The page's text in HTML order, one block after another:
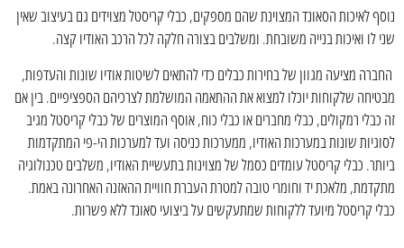
נוסף לאיכות הסאונד המצוינת שהם מספקים, כבלי קריסטל מצוידים גם בעיצוב שאין
שני לו ואיכות בנייה משובחת. ומשלבים בצורה חלקה לכל הרכב האודיו קצה.
החברה מציעה מגוון של בחירות כבלים כדי להתאים לשיטות אודיו שונות והעדפות,
מבטיחה שלקוחות יוכלו למצוא את ההתאמה המושלמת לצרכיהם הספציפיים. בין אם
זה כבלי רמקולים, כבלי מחברים או כבלי כוח, אוסף המוצרים של כבלי קריסטל מגיב
לסוגיות שונות במערכות האודיו, ממערכות כניסה ועד למערכות הי-פי המתקדמות
ביותר. כבלי קריסטל עומדים כסמל של מצוינות בתעשיית האודיו, משלבים טכנולוגיה
מתקדמת, מלאכת יד וחומרי טובה למטרת העברת חוויית ההאזנה האחרונה באמת.
כבלי קריסטל מיועד ללקוחות שמתעקשים על ביצועי סאונד ללא פשרות.